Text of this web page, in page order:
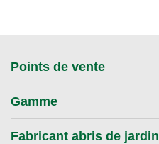
Points de vente
Gamme
Fabricant abris de jardin